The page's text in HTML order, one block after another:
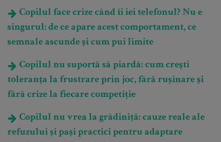
Copilul face crize când îi iei telefonul? Nu e
singurul: de ce apare acest comportament, ce
semnale ascunde și cum pui limite
Copilul nu suportă să piardă: cum crești
toleranța la frustrare prin joc, fără rușinare și
fără crize la fiecare competiție
Copilul nu vrea la grădiniță: cauze reale ale
refuzului și pași practici pentru adaptare